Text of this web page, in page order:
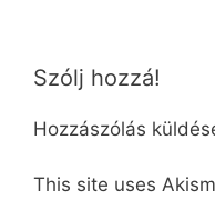
Szólj hozzá!
Hozzászólás
This site uses